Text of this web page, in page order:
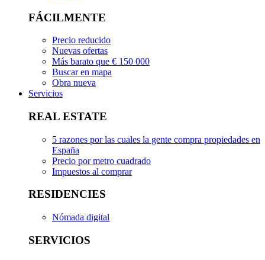
FÁCILMENTE
Precio reducido
Nuevas ofertas
Más barato que € 150 000
Buscar en mapa
Obra nueva
Servicios
REAL ESTATE
5 razones por las cuales la gente compra propiedades en
España
Precio por metro cuadrado
Impuestos al comprar
RESIDENCIES
Nómada digital
SERVICIOS